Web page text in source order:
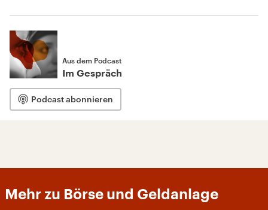
Aus dem Podcast
Im Gespräch
Podcast abonnieren
Mehr zu Börse und Geldanlage